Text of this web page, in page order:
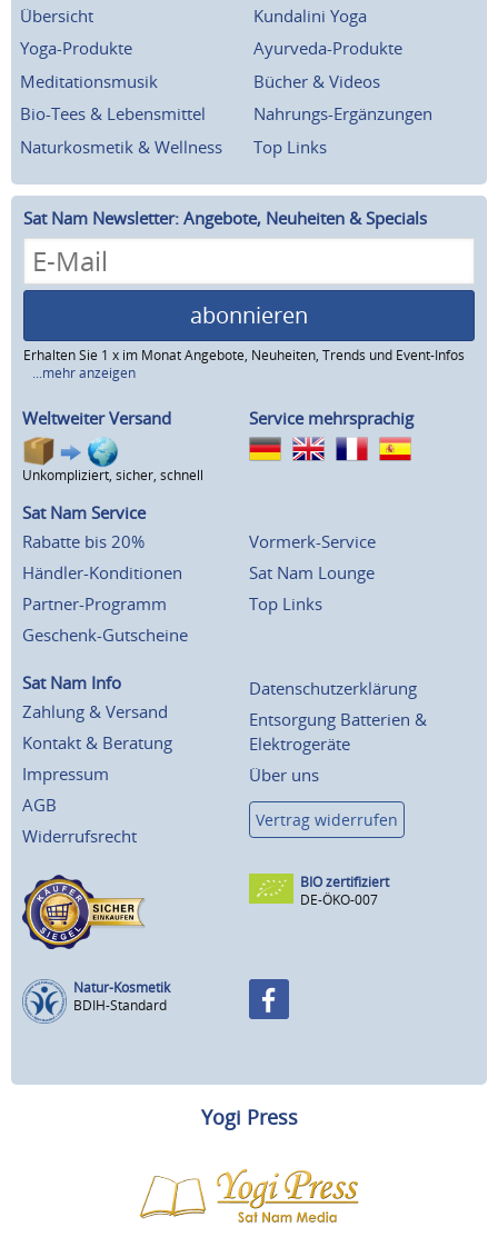
Übersicht
Kundalini Yoga
Yoga-Produkte
Ayurveda-Produkte
Meditationsmusik
Bücher & Videos
Bio-Tees & Lebensmittel
Nahrungs-Ergänzungen
Naturkosmetik & Wellness
Top Links
Sat Nam Newsletter: Angebote, Neuheiten & Specials
abonnieren
Erhalten Sie 1 x im Monat Angebote, Neuheiten, Trends und Event-Infos
...mehr anzeigen
Weltweiter Versand
Unkompliziert, sicher, schnell
Service mehrsprachig
Sat Nam Service
Rabatte bis 20%
Händler-Konditionen
Partner-Programm
Geschenk-Gutscheine
Vormerk-Service
Sat Nam Lounge
Top Links
Sat Nam Info
Zahlung & Versand
Kontakt & Beratung
Impressum
AGB
Widerrufsrecht
Datenschutzerklärung
Entsorgung Batterien &
Elektrogeräte
Über uns
Vertrag widerrufen
BIO zertifiziert
DE-ÖKO-007
Natur-Kosmetik
BDIH-Standard
Yogi Press